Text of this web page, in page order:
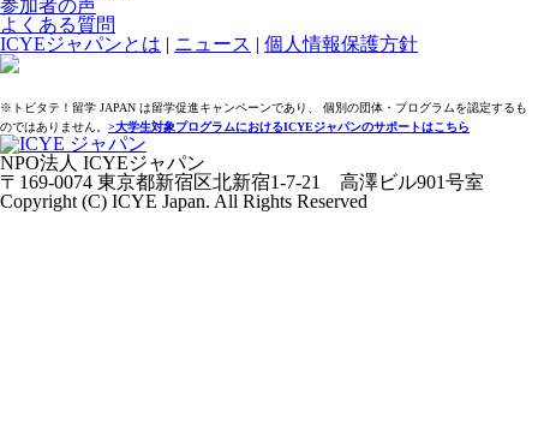
参加者の声
よくある質問
ICYEジャパンとは | ニュース | 個人情報保護方針
※トビタテ！留学 JAPAN は留学促進キャンペーンであり、 個別の団体・プログラムを認定するも
のではありません。 >大学生対象プログラムにおけるICYEジャパンのサポートはこちら
NPO法人 ICYEジャパン
〒169-0074 東京都新宿区北新宿1-7-21 高澤ビル901号室
Copyright (C) ICYE Japan. All Rights Reserved